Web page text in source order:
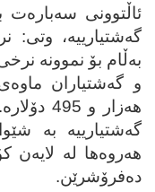
ئاڵتوونی سه‌باره‌ت
گه‌شتیارییه‌، وتی:
هه‌زار و
گه‌شتیارییه‌ به‌
هه‌روه‌ها له‌ لایه‌ن
ده‌فرۆشرێن.